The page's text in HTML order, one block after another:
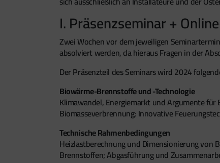
I. Präsenzseminar +
Zwei Wochen vor dem jeweiligen
absolviert werden, da hieraus Fragen in der
Der Präsenzteil des Seminars wird 2024
Biowärme-Brennstoffe und -Technologie
Klimawandel, Energiemarkt und Argumente
Biomasseverbrennung; Innovative
Technische Rahmenbedingungen
Heizlastberechnung und Dimensionierung von
Brennstoffen; Abgasführung und